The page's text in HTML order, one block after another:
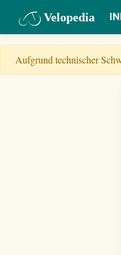
Velopedia
Aufgrund technischer